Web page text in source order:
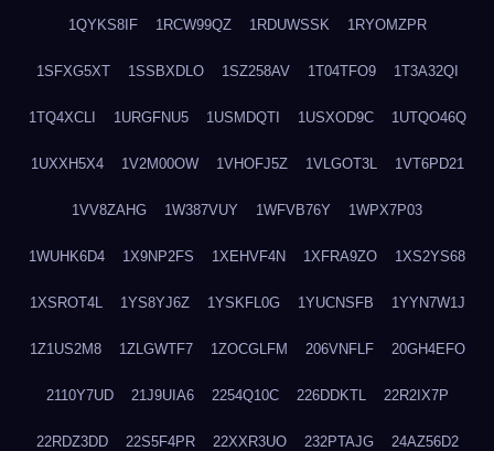
1QYKS8IF 1RCW99QZ 1RDUWSSK 1RYOMZPR
1SFXG5XT 1SSBXDLO 1SZ258AV 1T04TFO9 1T3A32QI
1TQ4XCLI 1URGFNU5 1USMDQTI 1USXOD9C 1UTQO46Q
1UXXH5X4 1V2M00OW 1VHOFJ5Z 1VLGOT3L 1VT6PD21
1VV8ZAHG 1W387VUY 1WFVB76Y 1WPX7P03
1WUHK6D4 1X9NP2FS 1XEHVF4N 1XFRA9ZO 1XS2YS68
1XSROT4L 1YS8YJ6Z 1YSKFL0G 1YUCNSFB 1YYN7W1J
1Z1US2M8 1ZLGWTF7 1ZOCGLFM 206VNFLF 20GH4EFO
2110Y7UD 21J9UIA6 2254Q10C 226DDKTL 22R2IX7P
22RDZ3DD 22S5F4PR 22XXR3UO 232PTAJG 24AZ56D2